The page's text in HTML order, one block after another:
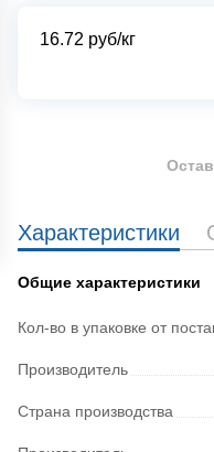
16.72 руб/кг
Характеристики
Общие характеристики
Кол-во в упаковке от
Производитель
Страна производства